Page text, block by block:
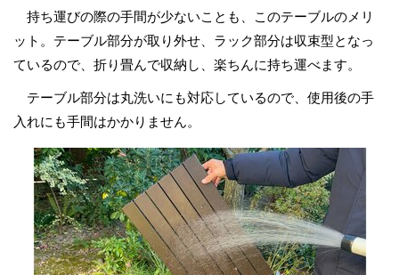
持ち運びの際の手間が少ないことも、このテーブルのメリ
ット。テーブル部分が取り外せ、ラック部分は収束型となっ
ているので、折り畳んで収納し、楽ちんに持ち運べます。
テーブル部分は丸洗いにも対応しているので、使用後の手
入れにも手間はかかりません。